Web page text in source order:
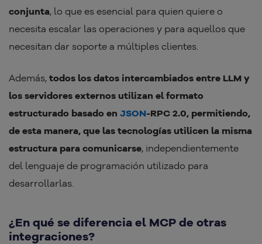
conjunta, lo que es esencial para quien quiere o
necesita escalar las operaciones y para aquellos que
necesitan dar soporte a múltiples clientes.
Además, todos los datos intercambiados entre LLM y
los servidores externos utilizan el formato
estructurado basado en JSON-RPC 2.0, permitiendo,
de esta manera, que las tecnologías utilicen la misma
estructura para comunicarse, independientemente
del lenguaje de programación utilizado para
desarrollarlas.
¿En qué se diferencia el MCP de otras
integraciones?